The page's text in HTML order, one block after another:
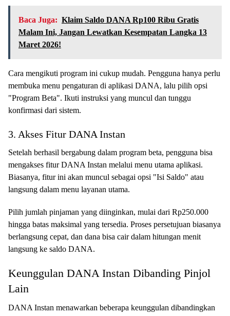
Baca Juga: Klaim Saldo DANA Rp100 Ribu Gratis
Malam Ini, Jangan Lewatkan Kesempatan Langka 13
Maret 2026!
Cara mengikuti program ini cukup mudah. Pengguna hanya perlu
membuka menu pengaturan di aplikasi DANA, lalu pilih opsi
"Program Beta". Ikuti instruksi yang muncul dan tunggu
konfirmasi dari sistem.
3. Akses Fitur DANA Instan
Setelah berhasil bergabung dalam program beta, pengguna bisa
mengakses fitur DANA Instan melalui menu utama aplikasi.
Biasanya, fitur ini akan muncul sebagai opsi "Isi Saldo" atau
langsung dalam menu layanan utama.
Pilih jumlah pinjaman yang diinginkan, mulai dari Rp250.000
hingga batas maksimal yang tersedia. Proses persetujuan biasanya
berlangsung cepat, dan dana bisa cair dalam hitungan menit
langsung ke saldo DANA.
Keunggulan DANA Instan Dibanding Pinjol
Lain
DANA Instan menawarkan beberapa keunggulan dibandingkan